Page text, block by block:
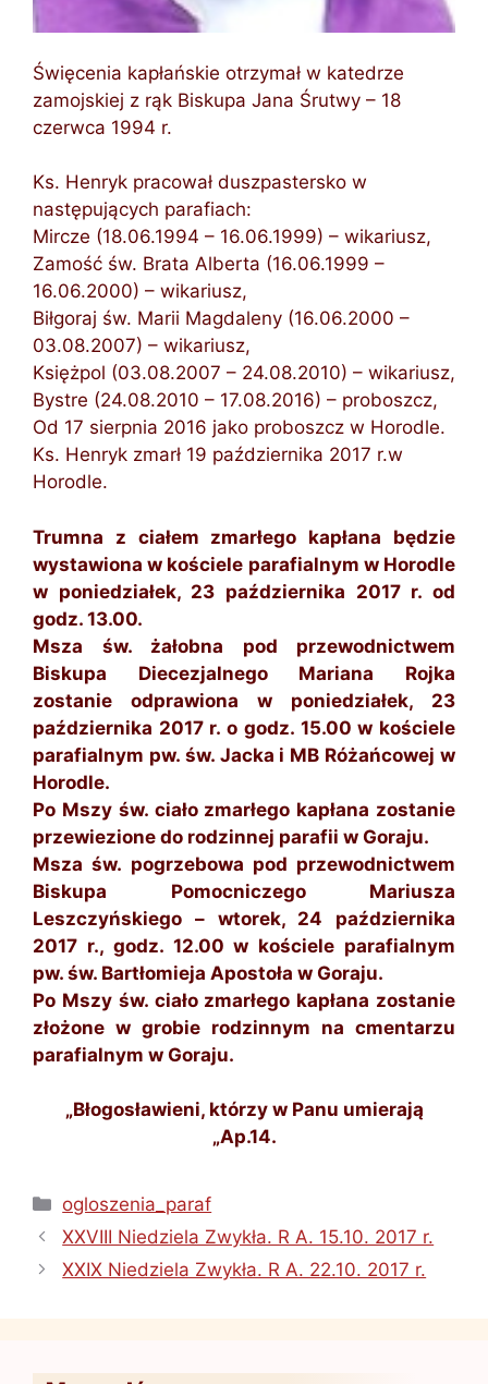
Święcenia kapłańskie otrzymał w katedrze
zamojskiej z rąk Biskupa Jana Śrutwy – 18
czerwca 1994 r.
Ks. Henryk pracował duszpastersko w
następujących parafiach:
Mircze (18.06.1994 – 16.06.1999) – wikariusz,
Zamość św. Brata Alberta (16.06.1999 –
16.06.2000) – wikariusz,
Biłgoraj św. Marii Magdaleny (16.06.2000 –
03.08.2007) – wikariusz,
Księżpol (03.08.2007 – 24.08.2010) – wikariusz,
Bystre (24.08.2010 – 17.08.2016) – proboszcz,
Od 17 sierpnia 2016 jako proboszcz w Horodle.
Ks. Henryk zmarł 19 października 2017 r.w
Horodle.
Trumna z ciałem zmarłego kapłana będzie
wystawiona w kościele parafialnym w Horodle
w poniedziałek, 23 października 2017 r. od
godz. 13.00.
Msza św. żałobna pod przewodnictwem
Biskupa Diecezjalnego Mariana Rojka
zostanie odprawiona w poniedziałek, 23
października 2017 r. o godz. 15.00 w kościele
parafialnym pw. św. Jacka i MB Różańcowej w
Horodle.
Po Mszy św. ciało zmarłego kapłana zostanie
przewiezione do rodzinnej parafii w Goraju.
Msza św. pogrzebowa pod przewodnictwem
Biskupa Pomocniczego Mariusza
Leszczyńskiego – wtorek, 24 października
2017 r., godz. 12.00 w kościele parafialnym
pw. św. Bartłomieja Apostoła w Goraju.
Po Mszy św. ciało zmarłego kapłana zostanie
złożone w grobie rodzinnym na cmentarzu
parafialnym w Goraju.
„Błogosławieni, którzy w Panu umierają
„Ap.14.
Kategorie
ogloszenia_paraf
XXVIII Niedziela Zwykła. R A. 15.10. 2017 r.
XXIX Niedziela Zwykła. R A. 22.10. 2017 r.